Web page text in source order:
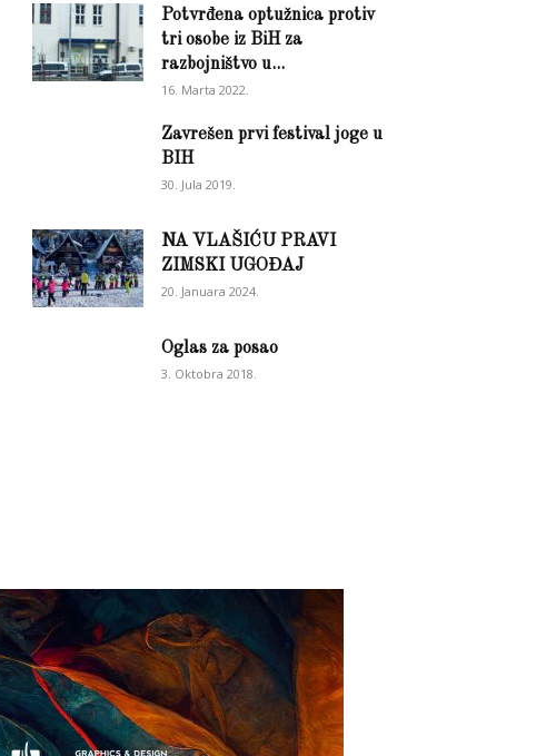
Potvrđena optužnica protiv
tri osobe iz BiH za
razbojništvo u...
16. Marta 2022.
Zavrešen prvi festival joge u
BIH
30. Jula 2019.
NA VLAŠIĆU PRAVI
ZIMSKI UGOĐAJ
20. Januara 2024.
Oglas za posao
3. Oktobra 2018.